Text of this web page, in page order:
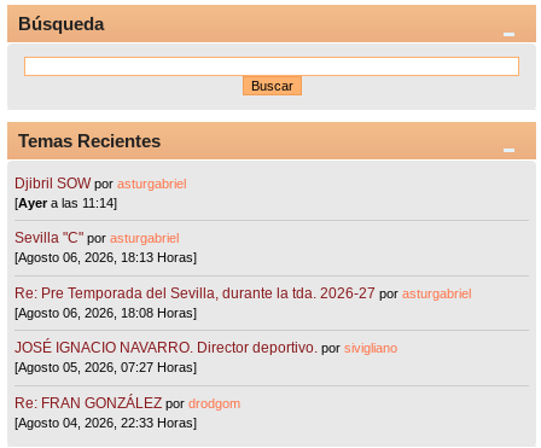
Búsqueda
Temas Recientes
Djibril SOW porasturgabriel
[Ayera las 11:14]
Sevilla "C"porasturgabriel
[Agosto 06, 2026, 18:13 Horas]
Re: Pre Temporada del Sevilla, durante la tda. 2026-27 porasturgabriel
[Agosto 06, 2026, 18:08 Horas]
JOSÉ IGNACIO NAVARRO. Director deportivo. porsivigliano
[Agosto 05, 2026, 07:27 Horas]
Re: FRAN GONZÁLEZ pordrodgom
[Agosto 04, 2026, 22:33 Horas]